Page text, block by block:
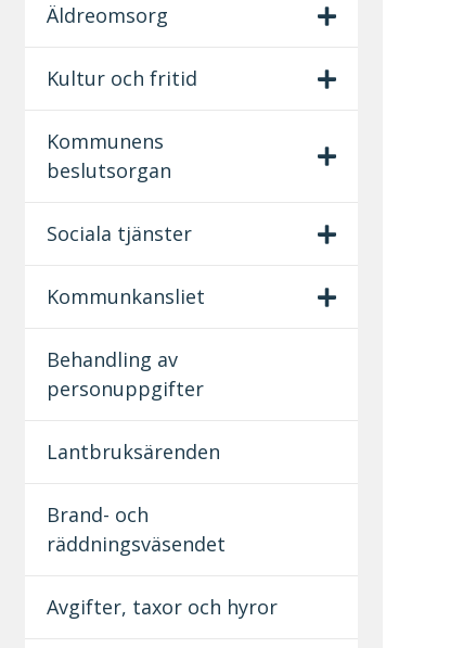
Äldreomsorg
Kultur och fritid
Kommunens
beslutsorgan
Sociala tjänster
Kommunkansliet
Behandling av
personuppgifter
Lantbruksärenden
Brand- och
räddningsväsendet
Avgifter, taxor och hyror